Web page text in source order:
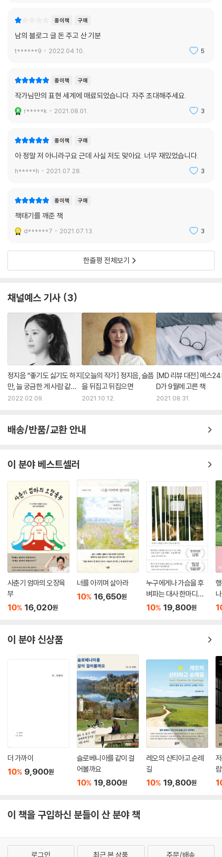
종이책 구매
남의 블로그 글 돈 주고 산 기분
t******9 2022.04.10. 5
종이책 구매
작가님만의 표현 세계에 매료되었습니다. 자주 초대해주세요.
r*****k 2021.08.01. 3
종이책 구매
아 정말 저 아니라구요 근데 사실 저도 맞아요. 너무 재밌었습니다.
h*****h 2021.07.28. 3
종이책 구매
책태기를 깨준 책
d******7 2021.07.13. 3
한줄평 전체보기
채널예스 기사 3
정지음 “좋기도 싫기도 하지
만, 늘 궁금한 게 사람 같아
요”
2022.02.09.
[오늘의 작가] 정지음, 슬픔
을 뒤집고 뒤집으면
2021.10.12.
[MD 리뷰 대전] 예스24
D가 9월에 고른 책
2021.08.31.
배송/반품/교환 안내
이 분야 베스트셀러
사춘기 엄마의 오장육
부
10% 16,020원
너를 아끼며 살아라
10% 16,650원
누구에게나 가슴을 후
벼파는 대사 한마디가
있다
10% 19,800원
이 분야 신상품
더 가까이
10% 9,900원
슬로베니아를 같이 걸
어볼까요
10% 19,800원
레오의 산티아고 순례
길
10% 19,800원
이 책을 구입하신 분들이 산 분야 책
로그인 최근 본 상품 주문/배송